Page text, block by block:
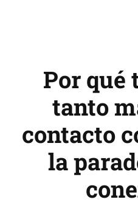
Por qué
tanto
contacto
la